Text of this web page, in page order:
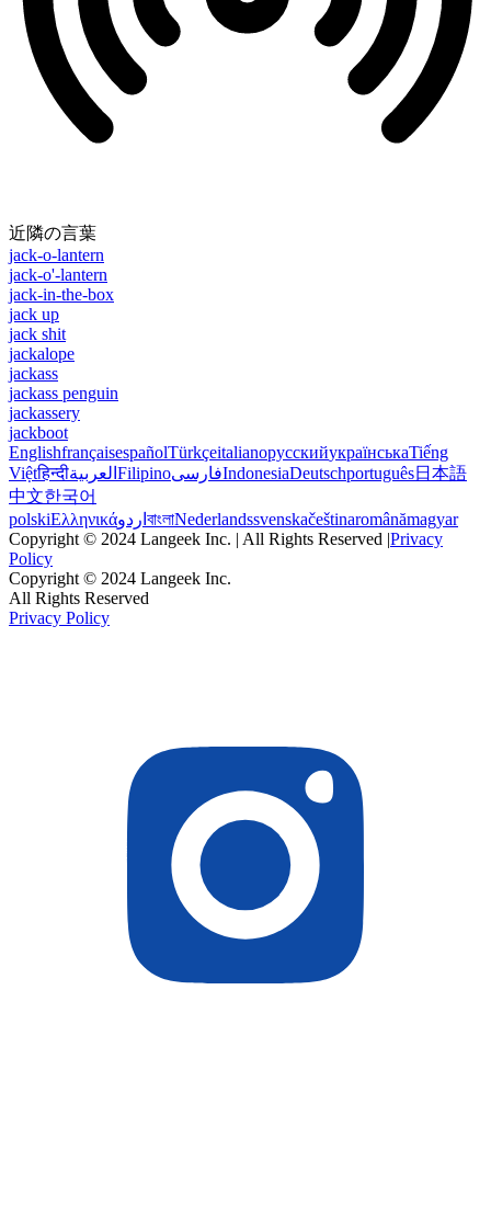
近隣の言葉
jack-o-lantern
jack-o'-lantern
jack-in-the-box
jack up
jack shit
jackalope
jackass
jackass penguin
jackassery
jackboot
EnglishfrançaisespañolTürkçeitalianoрусскийукраїнськаTiếng
Việtहिन्दीالعربية FilipinoفارسیIndonesiaDeutschportuguês日本語
中文한국어
polskiΕλληνικάاردو বাংলাNederlandssvenskačeštinaromânămagyar
Copyright © 2024 Langeek Inc. | All Rights Reserved |Privacy
Policy
Copyright © 2024 Langeek Inc.
All Rights Reserved
Privacy Policy